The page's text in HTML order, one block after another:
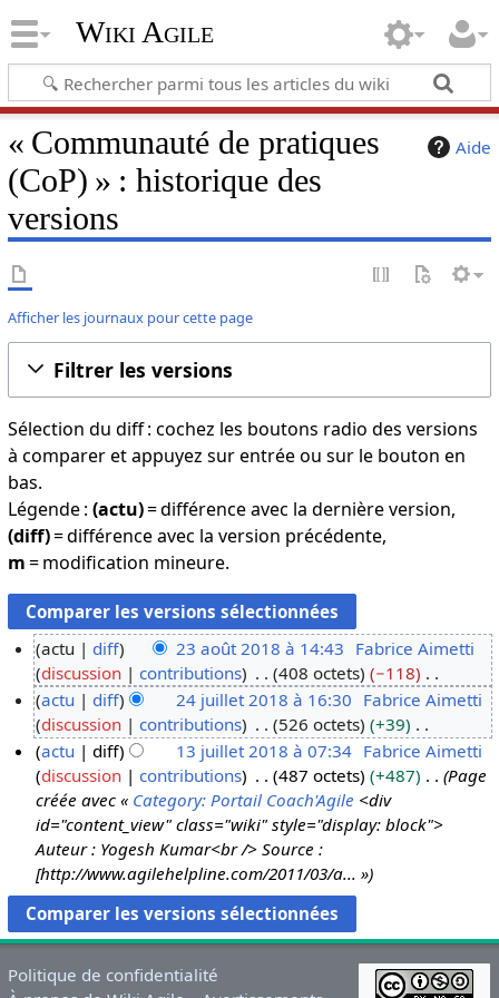
Wiki Agile
Aide
« Communauté de pratiques
(CoP) » : historique des
versions
Afficher les journaux pour cette page
Filtrer les versions
Sélection du diff : cochez les boutons radio des versions
à comparer et appuyez sur entrée ou sur le bouton en
bas.
Légende : (actu)= différence avec la dernière version,
(diff)= différence avec la version précédente,
m= modification mineure.
3
o
actu diff 23 août 2018 à 14:43 Fabrice Aimetti
discussion
contributions 408 octets
−118
A
u
c
u
n
r
é
s
u
m
é
d
4
t
0
actu diff 24 juillet 2018 à 16:30 Fabrice Aimetti
discussion
contributions 526 octets
+39
A
u
c
u
n
r
é
s
u
m
é
l
t
actu diff 13 juillet 2018 à 07:34 Fabrice Aimetti
discussion
contributions 487 octets +487
Page
créée avec « Category: Portail Coach'Agile <div
id="content_view" class="wiki" style="display: block">
Auteur : Yogesh Kumar<br /> Source :
[http://www.agilehelpline.com/2011/03/a... »
Politique de confidentialité